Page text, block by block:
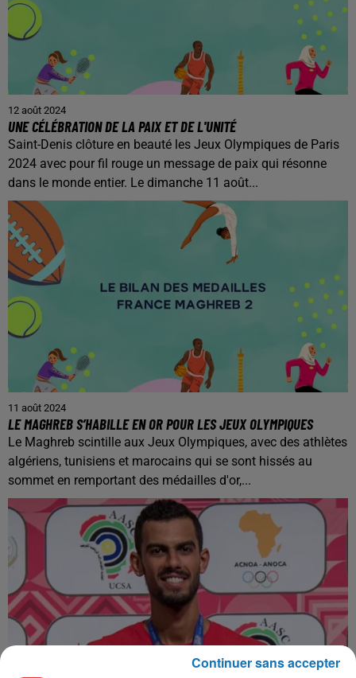
12 août 2024
UNE CÉLÉBRATION DE LA PAIX ET DE L'UNITÉ
Saint-Denis clôture en beauté les Jeux Olympiques de Paris
2024 avec pour fil rouge un message de paix qui résonne
dans le monde entier. Le dimanche 11 août...
11 août 2024
LE MAGHREB S’HABILLE EN OR POUR LES JEUX OLYMPIQUES
Le Maghreb scintille aux Jeux Olympiques, avec des athlètes
algériens, tunisiens et marocains qui se sont hissés au
sommet en remportant des médailles d'or,...
Continuer sans accepter